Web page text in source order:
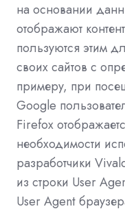
на основании
отображают
пользуются этим
своих сайтов с
примеру, при
Google
Firefox
необходимости
разработчики
из строки User
User Agent